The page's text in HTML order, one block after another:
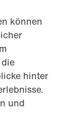
können
hinter
und